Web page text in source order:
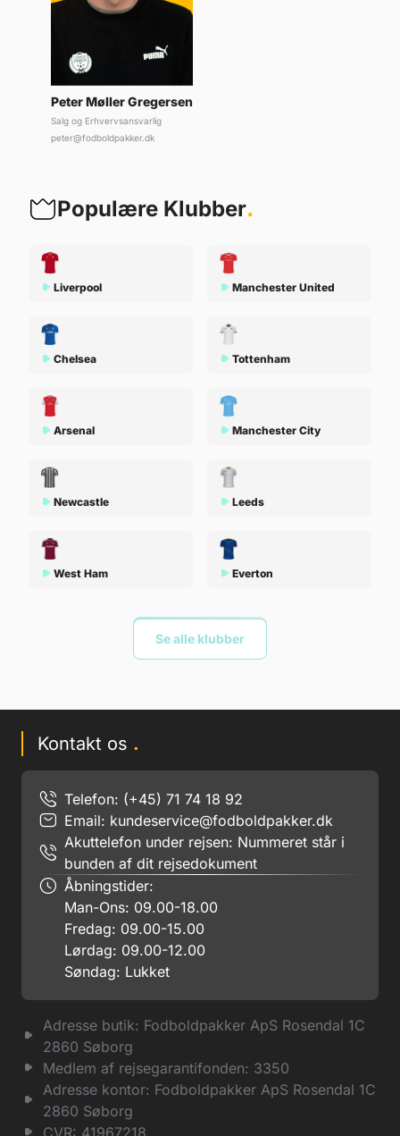
Peter Møller Gregersen
Salg og Erhvervsansvarlig
peter@fodboldpakker.dk
Populære Klubber.
Liverpool Manchester United
Chelsea Tottenham
Arsenal Manchester City
Newcastle Leeds
West Ham Everton
Se alle klubber
Kontakt os .
Telefon: (+45) 71 74 18 92
Email: kundeservice@fodboldpakker.dk
Akuttelefon under rejsen: Nummeret står i
bunden af dit rejsedokument
Åbningstider:
Man-Ons: 09.00-18.00
Fredag: 09.00-15.00
Lørdag: 09.00-12.00
Søndag: Lukket
Adresse butik: Fodboldpakker ApS Rosendal 1C
2860 Søborg
Medlem af rejsegarantifonden: 3350
Adresse kontor: Fodboldpakker ApS Rosendal 1C
2860 Søborg
CVR: 41967218